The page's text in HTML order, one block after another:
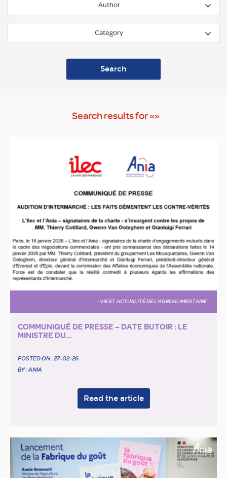
Author
Category
Search results for «»
- VIE ET ACTUALITÉ DE L'AGROALIMENTAIRE
COMMUNIQUÉ DE PRESSE – DATE BUTOIR : LE
MINISTRE DU...
POSTED ON :27-02-26
BY : ANIA
Read the article